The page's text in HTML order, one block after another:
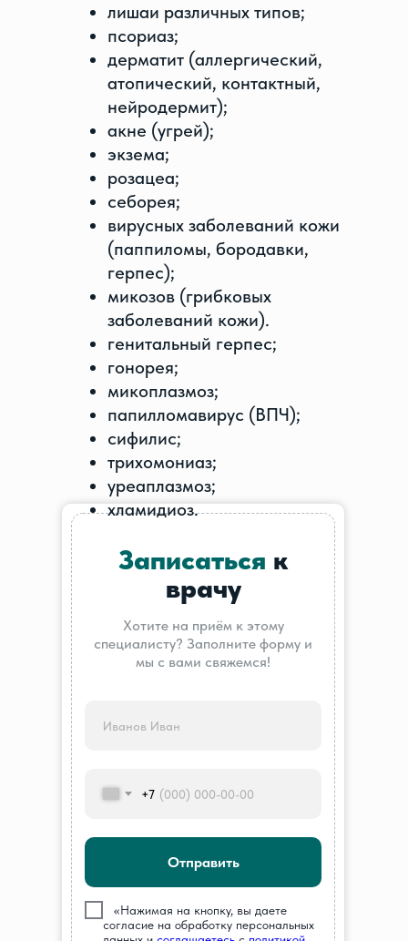
+7
Отправить
«Нажимая на кнопку, вы даете
согласие на обработку персональных
Записаться к
врачу
Хотите на приём к этому
специалисту? Заполните форму и
мы с вами свяжемся!
лишаи различных типов;
псориаз;
дерматит (аллергический,
атопический, контактный,
нейродермит);
акне (угрей);
экзема;
розацеа;
себорея;
вирусных заболеваний кожи
(паппиломы, бородавки,
герпес);
микозов (грибковых
заболеваний кожи).
генитальный герпес;
гонорея;
микоплазмоз;
папилломавирус (ВПЧ);
сифилис;
трихомониаз;
уреаплазмоз;
хламидиоз.